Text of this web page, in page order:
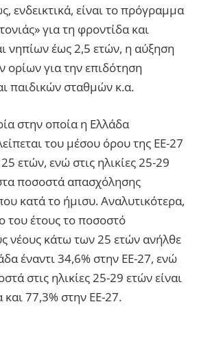
ενδεικτικά, είναι το πρόγραμμα
για τη φροντίδα και
νηπίων έως 2,5 ετών, η αύξηση
ορίων για την επιδότηση
παιδικών σταθμών κ.α.
στην οποία η Ελλάδα
του μέσου όρου της ΕΕ-27
25 ετών, ενώ στις ηλικίες 25-29
ποσοστά απασχόλησης
κατά το ήμισυ. Αναλυτικότερα,
του έτους το ποσοστό
νέους κάτω των 25 ετών ανήλθε
έναντι 34,6% στην ΕΕ-27, ενώ
στις ηλικίες 25-29 ετών είναι
77,3% στην ΕΕ-27.